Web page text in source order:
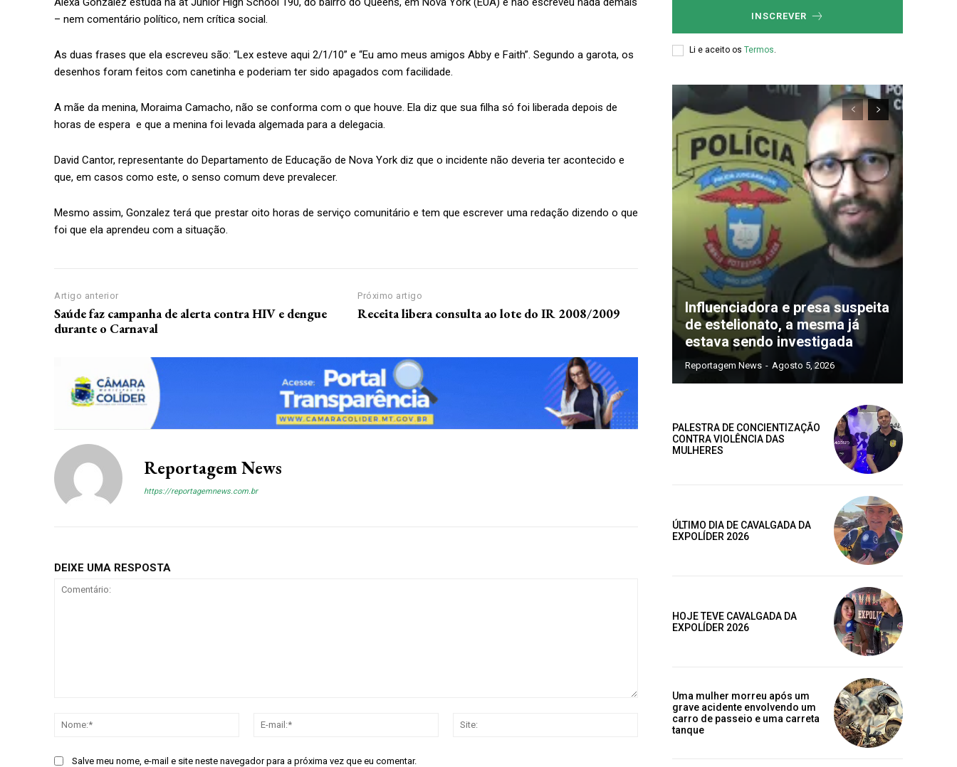
Assine nosso site e tenha acessos exclusivo
Grátis
Gratuitamente / para sempre
Acesso a comentários
Nóticias exclusivas
Premium
R$100
MENSAL
– nem comentário político, nem crítica social.
As duas frases que ela escreveu são: “Lex esteve aqui 2/1/10” e “Eu amo meus amigos Abby e Faith”. Segundo a garota, os
desenhos foram feitos com canetinha e poderiam ter sido apagados com facilidade.
A mãe da menina, Moraima Camacho, não se conforma com o que houve. Ela diz que sua filha só foi liberada depois de
horas de espera e que a menina foi levada algemada para a delegacia.
David Cantor, representante do Departamento de Educação de Nova York diz que o incidente não deveria ter acontecido e
que, em casos como este, o senso comum deve prevalecer.
Mesmo assim, Gonzalez terá que prestar oito horas de serviço comunitário e tem que escrever uma redação dizendo o que
foi que ela aprendeu com a situação.
Artigo anterior
Saúde faz campanha de alerta contra HIV e dengue
durante o Carnaval
Próximo artigo
Receita libera consulta ao lote do IR 2008/2009
Reportagem News
https://reportagemnews.com.br
DEIXE UMA RESPOSTA
Nome:*
Salve meu nome, e-mail e site neste navegador para a próxima vez que eu comentar.
INSCREVER
Li e aceito os Termos.
Influenciadora e presa suspeita
de estelionato, a mesma já
estava sendo investigada
Reportagem News - Agosto 5, 2026
PALESTRA DE CONCIENTIZAÇÃO
CONTRA VIOLÊNCIA DAS
MULHERES
ÚLTIMO DIA DE CAVALGADA DA
EXPOLÍDER 2026
HOJE TEVE CAVALGADA DA
EXPOLÍDER 2026
Uma mulher morreu após um
grave acidente envolvendo um
carro de passeio e uma carreta
tanque